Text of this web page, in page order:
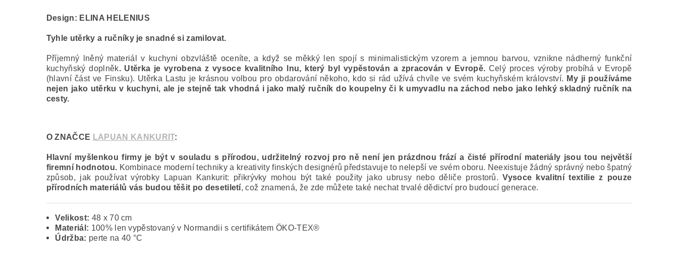
Design: ELINA HELENIUS
Tyhle utěrky a ručníky je snadné si zamilovat.
Příjemný lněný materiál v kuchyni obzvláště oceníte, a když se měkký len spojí s minimalistickým vzorem a jemnou barvou, vznikne nádherný funkční
kuchyňský doplněk. Utěrka je vyrobena z vysoce kvalitního lnu, který byl vypěstován a zpracován v Evropě. Celý proces výroby probíhá v Evropě
(hlavní část ve Finsku). Utěrka Lastu je krásnou volbou pro obdarování někoho, kdo si rád užívá chvíle ve svém kuchyňském království. My ji používáme
nejen jako utěrku v kuchyni, ale je stejně tak vhodná i jako malý ručník do koupelny či k umyvadlu na záchod nebo jako lehký skladný ručník na
cesty.
O ZNAČCE LAPUAN KANKURIT:
Hlavní myšlenkou firmy je být v souladu s přírodou, udržitelný rozvoj pro ně není jen prázdnou frází a čisté přírodní materiály jsou tou největší
firemní hodnotou. Kombinace moderní techniky a kreativity finských designérů představuje to nelepší ve svém oboru. Neexistuje žádný správný nebo špatný
způsob, jak používat výrobky Lapuan Kankurit: přikrývky mohou být také použity jako ubrusy nebo děliče prostorů.Vysoce kvalitní textilie z pouze
přírodních materiálů vás budou těšit po desetiletí, což znamená, že zde můžete také nechat trvalé dědictví pro budoucí generace.
Velikost: 48 x 70 cm
Materiál: 100% len vypěstovaný v Normandii s certifikátem ÖKO-TEX®
Údržba: perte na 40 °C